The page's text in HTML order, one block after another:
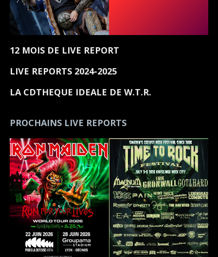
12 MOIS DE LIVE REPORT
LIVE REPORTS 2024-2025
LA CDTHEQUE IDEALE DE W.T.R.
PROCHAINS LIVE REPORTS